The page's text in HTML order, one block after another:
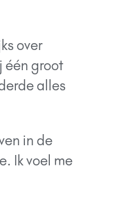
over
één groot
alles
in de
Ik voel me